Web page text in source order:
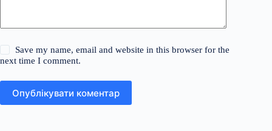
Save my name, email and website in this browser for the
next time I comment.
Опублікувати коментар